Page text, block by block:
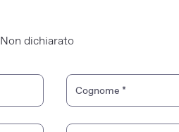
Non dichiarato
Cognome *